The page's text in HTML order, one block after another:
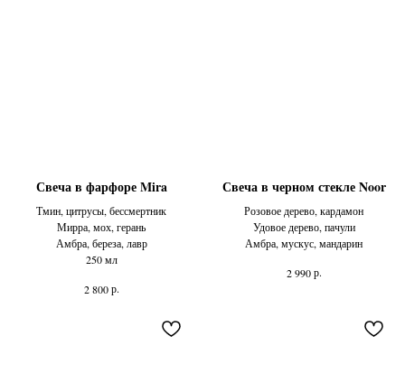
Свеча в фарфоре Mira
Тмин, цитрусы, бессмертник
Мирра, мох, герань
Амбра, береза, лавр
250 мл
2 800 р.
Свеча в черном стекле Noor
Розовое дерево, кардамон
Удовое дерево, пачули
Амбра, мускус, мандарин
2 990 р.